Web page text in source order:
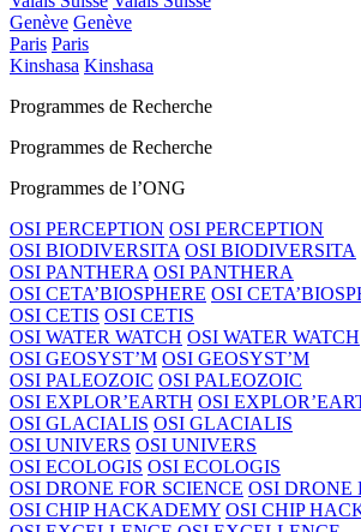
Genève Genève
Paris Paris
Kinshasa Kinshasa
Programmes de Recherche
Programmes de Recherche
Programmes de l’ONG
OSI PERCEPTION OSI PERCEPTION
OSI BIODIVERSITA OSI BIODIVERSITA
OSI PANTHERA OSI PANTHERA
OSI CETA’BIOSPHERE OSI
OSI CETIS OSI CETIS
OSI WATER WATCH OSI WATER WATCH
OSI GEOSYST’M OSI GEOSYST’M
OSI PALEOZOIC OSI PALEOZOIC
OSI EXPLOR’EARTH OSI
OSI GLACIALIS OSI GLACIALIS
OSI UNIVERS OSI UNIVERS
OSI ECOLOGIS OSI ECOLOGIS
OSI DRONE FOR SCIENCE OSI DRONE
OSI CHIP HACKADEMY OSI CHIP